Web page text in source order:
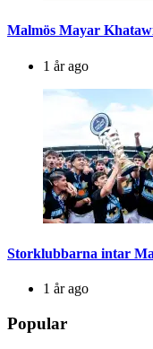
Malmös Mayar
1 år ago
Storklubbarna intar
1 år ago
Popular